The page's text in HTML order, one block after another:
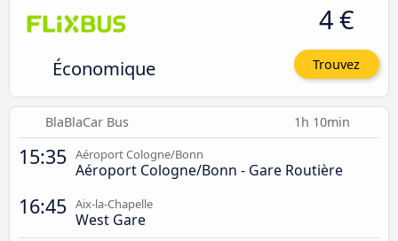
Économique
4 €
Trouvez
BlaBlaCar Bus 1h 10min
15:35 Aéroport Cologne/Bonn
Aéroport Cologne/Bonn - Gare Routière
16:45 Aix-la-Chapelle
West Gare